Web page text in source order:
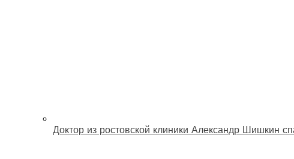
Доктор из ростовской клиники Александр Шишкин